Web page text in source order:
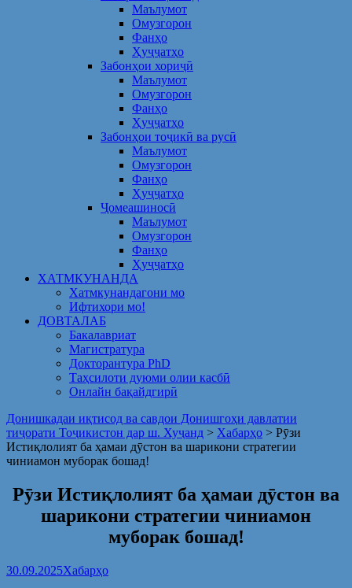
Маълумот
Омузгорон
Фанҳо
Ҳуҷҷатҳо
Забонҳои хориҷӣ
Маълумот
Омузгорон
Фанҳо
Ҳуҷҷатҳо
Забонҳои тоҷикӣ ва русӣ
Маълумот
Омузгорон
Фанҳо
Ҳуҷҷатҳо
Ҷомеашиносӣ
Маълумот
Омузгорон
Фанҳо
Ҳуҷҷатҳо
ХАТМКУНАНДА
Хатмкунандагони мо
Ифтихори мо!
ДОВТАЛАБ
Бакалавриат
Магистратура
Докторантура PhD
Таҳсилоти дуюми олии касбӣ
Онлайн бақайдгирӣ
Донишкадаи иқтисод ва савдои Донишгоҳи давлатии
тиҷорати Тоҷикистон дар ш. Хуҷанд > Хабарҳо > Рӯзи
Истиқлолият ба ҳамаи дӯстон ва шарикони стратегии
чиниамон муборак бошад!
Рӯзи Истиқлолият ба ҳамаи дӯстон ва
шарикони стратегии чиниамон
муборак бошад!
30.09.2025Хабарҳо